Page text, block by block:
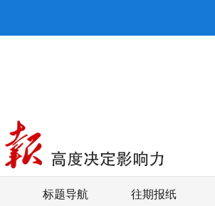
标题导航 往期报纸